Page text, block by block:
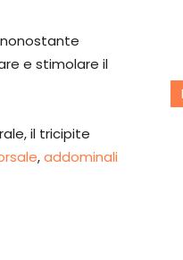
nonostante
e stimolare il
il tricipite
,addominali